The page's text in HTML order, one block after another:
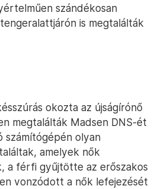
szándékosan
is megtalálták
okozta az újságírónő
megtalálták Madsen DNS-ét
számítógépén olyan
amelyek nők
a férfi gyűjtötte az erőszakos
vonzódott a nők lefejezését